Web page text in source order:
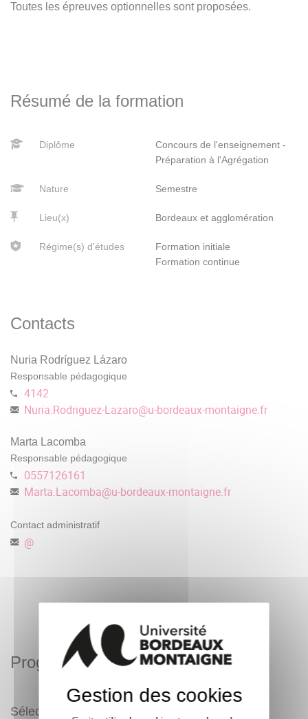
Toutes les épreuves optionnelles sont proposées.
Résumé de la formation
Diplôme
Concours de l'enseignement -
Préparation à l'Agrégation
Nature Semestre
Lieu(x) Bordeaux et agglomération
Régime(s) d'études
Formation initiale
Formation continue
Contacts
Nuria Rodríguez Lázaro
Responsable pédagogique
4142
Nuria.Rodriguez-Lazaro@u-bordeaux-montaigne.fr
Marta Lacomba
Responsable pédagogique
0557126161
Marta.Lacomba@u-bordeaux-montaigne.fr
Contact administratif
@
Programme
Sélectionnez un programme
Gestion des cookies